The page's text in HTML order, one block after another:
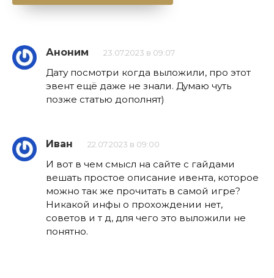
Аноним 23.07.2023 в 09:07
Дату посмотри когда выложили, про этот
эвент ещё даже не знали. Думаю чуть
позже статью дополнят)
Иван 22.07.2023 в 09:00
И вот в чем смысл на сайте с гайдами
вешать простое описание ивента, которое
можно так же прочитать в самой игре?
Никакой инфы о прохождении нет,
советов и т д, для чего это выложили не
понятно.